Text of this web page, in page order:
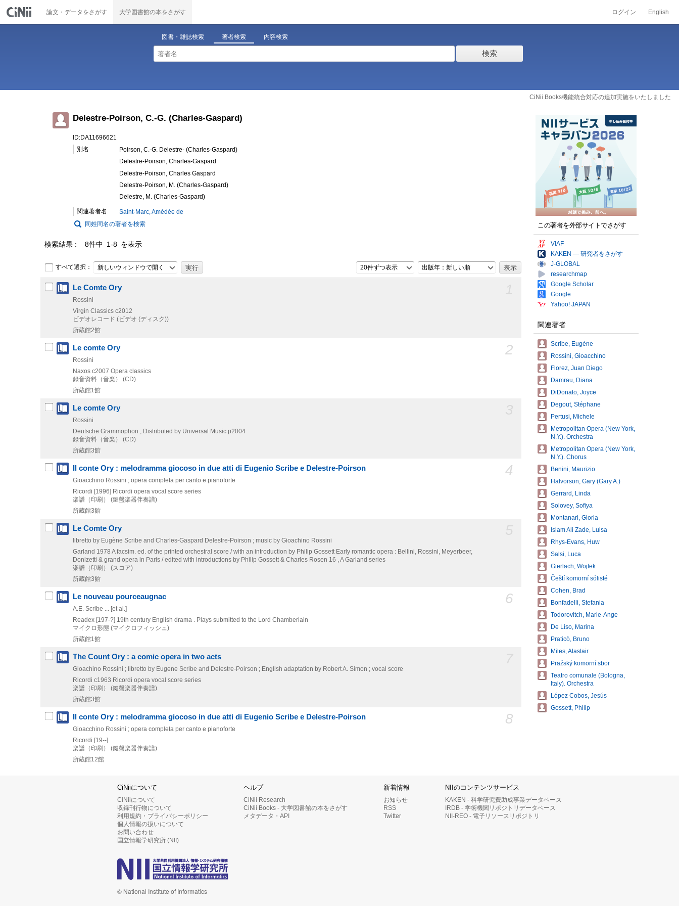
論文・データをさがす 大学図書館の本をさがす ログイン English
図書・雑誌検索 著者検索 内容検索
検索
CiNii Books機能統合対応の追加実施をいたしました
Delestre-Poirson, C.-G. (Charles-Gaspard)
ID:DA11696621
別名
Poirson, C.-G. Delestre- (Charles-Gaspard)
Delestre-Poirson, Charles-Gaspard
Delestre-Poirson, Charles Gaspard
Delestre-Poirson, M. (Charles-Gaspard)
Delestre, M. (Charles-Gaspard)
関連著者名
Saint-Marc, Amédée de
同姓同名の著者を検索
検索結果 8件中 1-8 を表示
すべて選択： 新しいウィンドウで開く 20件ずつ表示 出版年：新しい順
Le Comte Ory
Rossini
Virgin Classics c2012
ビデオレコード (ビデオ (ディスク))
所蔵館2館
2
Le comte Ory
Rossini
Naxos c2007 Opera classics
録音資料（音楽） (CD)
所蔵館1館
Le comte Ory
Rossini
Deutsche Grammophon , Distributed by Universal Music p2004
録音資料（音楽） (CD)
所蔵館3館
4
Il conte Ory : melodramma giocoso in due atti di Eugenio Scribe e Delestre-Poirson
Gioacchino Rossini ; opera completa per canto e pianoforte
Ricordi [1996] Ricordi opera vocal score series
楽譜（印刷） (鍵盤楽器伴奏譜)
所蔵館3館
Le Comte Ory
libretto by Eugène Scribe and Charles-Gaspard Delestre-Poirson ; music by Gioachino Rossini
Garland 1978 A facsim. ed. of the printed orchestral score / with an introduction by Philip Gossett Early romantic opera : Bellini, Rossini, Meyerbeer,
Donizetti & grand opera in Paris / edited with introductions by Philip Gossett & Charles Rosen 16 , A Garland series
楽譜（印刷） (スコア)
所蔵館3館
6
Le nouveau pourceaugnac
A.E. Scribe ... [et al.]
Readex [197-?] 19th century English drama . Plays submitted to the Lord Chamberlain
マイクロ形態 (マイクロフィッシュ)
所蔵館1館
The Count Ory : a comic opera in two acts
Gioachino Rossini ; libretto by Eugene Scribe and Delestre-Poirson ; English adaptation by Robert A. Simon ; vocal score
Ricordi c1963 Ricordi opera vocal score series
楽譜（印刷） (鍵盤楽器伴奏譜)
所蔵館3館
8
Il conte Ory : melodramma giocoso in due atti di Eugenio Scribe e Delestre-Poirson
Gioacchino Rossini ; opera completa per canto e pianoforte
Ricordi [19--]
楽譜（印刷） (鍵盤楽器伴奏譜)
所蔵館12館
この著者を外部サイトでさがす
VIAF
KAKEN — 研究者をさがす
J-GLOBAL
researchmap
Google Scholar
Google
Yahoo! JAPAN
関連著者
Scribe, Eugène
Rossini, Gioacchino
Florez, Juan Diego
Damrau, Diana
DiDonato, Joyce
Degout, Stéphane
Pertusi, Michele
Metropolitan Opera (New York,
N.Y.). Orchestra
Metropolitan Opera (New York,
N.Y.). Chorus
Benini, Maurizio
Halvorson, Gary (Gary A.)
Gerrard, Linda
Solovey, Sofiya
Montanari, Gloria
Islam Ali Zade, Luisa
Rhys-Evans, Huw
Salsi, Luca
Gierlach, Wojtek
Čeští komorní sólisté
Cohen, Brad
Bonfadelli, Stefania
Todorovitch, Marie-Ange
De Liso, Marina
Praticò, Bruno
Miles, Alastair
Pražský komorní sbor
Teatro comunale (Bologna,
Italy). Orchestra
López Cobos, Jesús
Gossett, Philip
CiNiiについて
CiNiiについて
収録刊行物について
利用規約・プライバシーポリシー
個人情報の扱いについて
お問い合わせ
国立情報学研究所 (NII)
ヘルプ
CiNii Research
CiNii Books - 大学図書館の本をさがす
メタデータ・API
新着情報
お知らせ
RSS
Twitter
NIIのコンテンツサービス
KAKEN - 科学研究費助成事業データベース
IRDB - 学術機関リポジトリデータベース
NII-REO - 電子リソースリポジトリ
© National Institute of Informatics